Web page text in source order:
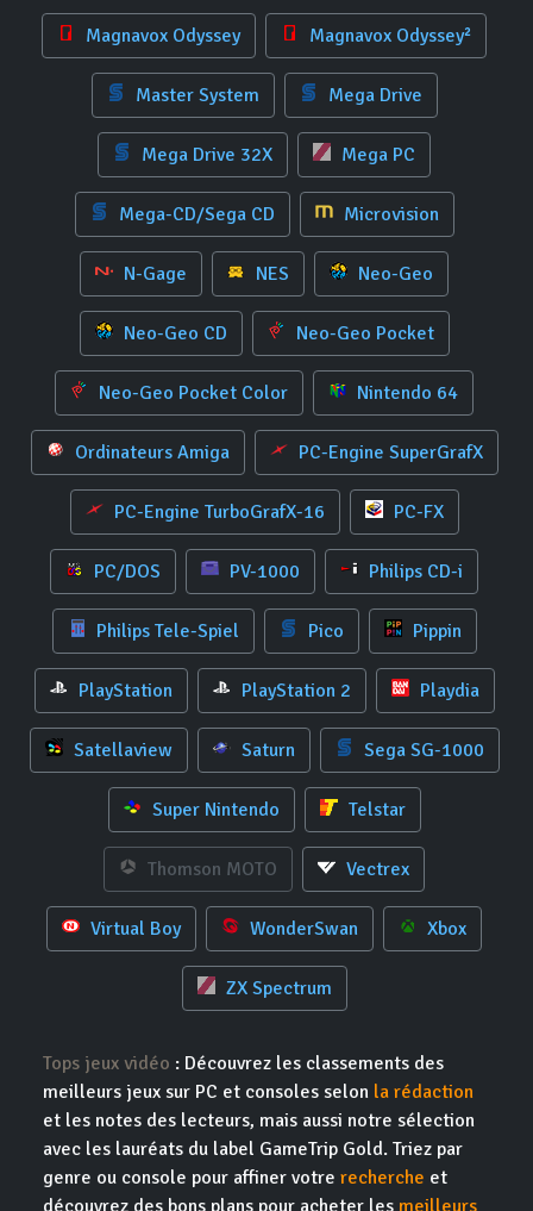
Magnavox Odyssey Magnavox Odyssey²
Master System Mega Drive
Mega Drive 32X Mega PC
Mega-CD/Sega CD Microvision
N-Gage NES Neo-Geo
Neo-Geo CD Neo-Geo Pocket
Neo-Geo Pocket Color Nintendo 64
Ordinateurs Amiga PC-Engine SuperGrafX
PC-Engine TurboGrafX-16 PC-FX
PC/DOS PV-1000 Philips CD-i
Philips Tele-Spiel Pico Pippin
PlayStation PlayStation 2 Playdia
Satellaview Saturn Sega SG-1000
Super Nintendo Telstar
Thomson MOTO Vectrex
Virtual Boy WonderSwan Xbox
ZX Spectrum
Tops jeux vidéo : Découvrez les classements des
meilleurs jeux sur PC et consoles selon la rédaction
et les notes des lecteurs, mais aussi notre sélection
avec les lauréats du label GameTrip Gold. Triez par
genre ou console pour affiner votre recherche et
découvrez des bons plans pour acheter les meilleurs